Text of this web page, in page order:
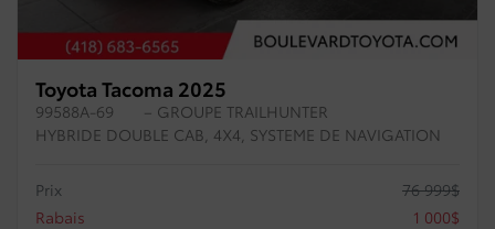
Toyota Tacoma 2025
99588A-69
– GROUPE TRAILHUNTER
HYBRIDE DOUBLE CAB, 4X4, SYSTEME DE NAVIGATION
Prix 76 999$
Rabais
1 000$